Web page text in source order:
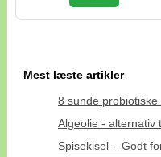
Mest læste artikler
8 sunde
Algeolie - alternativ
Spisekisel – Godt